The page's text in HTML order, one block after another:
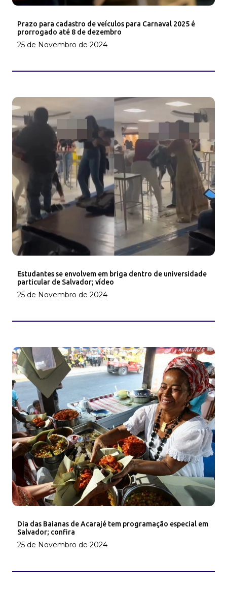
Prazo para cadastro de veículos para Carnaval 2025 é
prorrogado até 8 de dezembro
25 de Novembro de 2024
Estudantes se envolvem em briga dentro de universidade
particular de Salvador; vídeo
25 de Novembro de 2024
Dia das Baianas de Acarajé tem programação especial em
Salvador; confira
25 de Novembro de 2024